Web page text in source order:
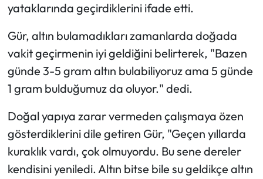
yataklarında geçirdiklerini ifade etti.
Gür, altın bulamadıkları zamanlarda doğada
vakit geçirmenin iyi geldiğini belirterek, "Bazen
günde 3-5 gram altın bulabiliyoruz ama 5 günde
1 gram bulduğumuz da oluyor." dedi.
Doğal yapıya zarar vermeden çalışmaya özen
gösterdiklerini dile getiren Gür, "Geçen yıllarda
kuraklık vardı, çok olmuyordu. Bu sene dereler
kendisini yeniledi. Altın bitse bile su geldikçe altın